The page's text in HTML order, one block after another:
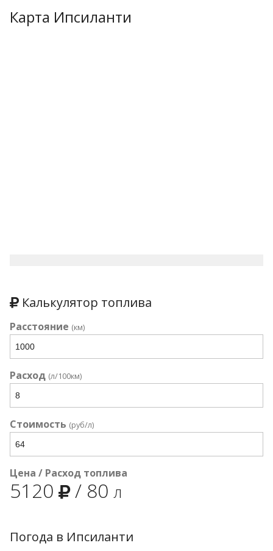
Карта Ипсиланти
Калькулятор топлива
Расстояние (км)
Расход (л/100км)
Стоимость (руб/л)
Цена / Расход топлива
5120 / 80 л
Погода в Ипсиланти